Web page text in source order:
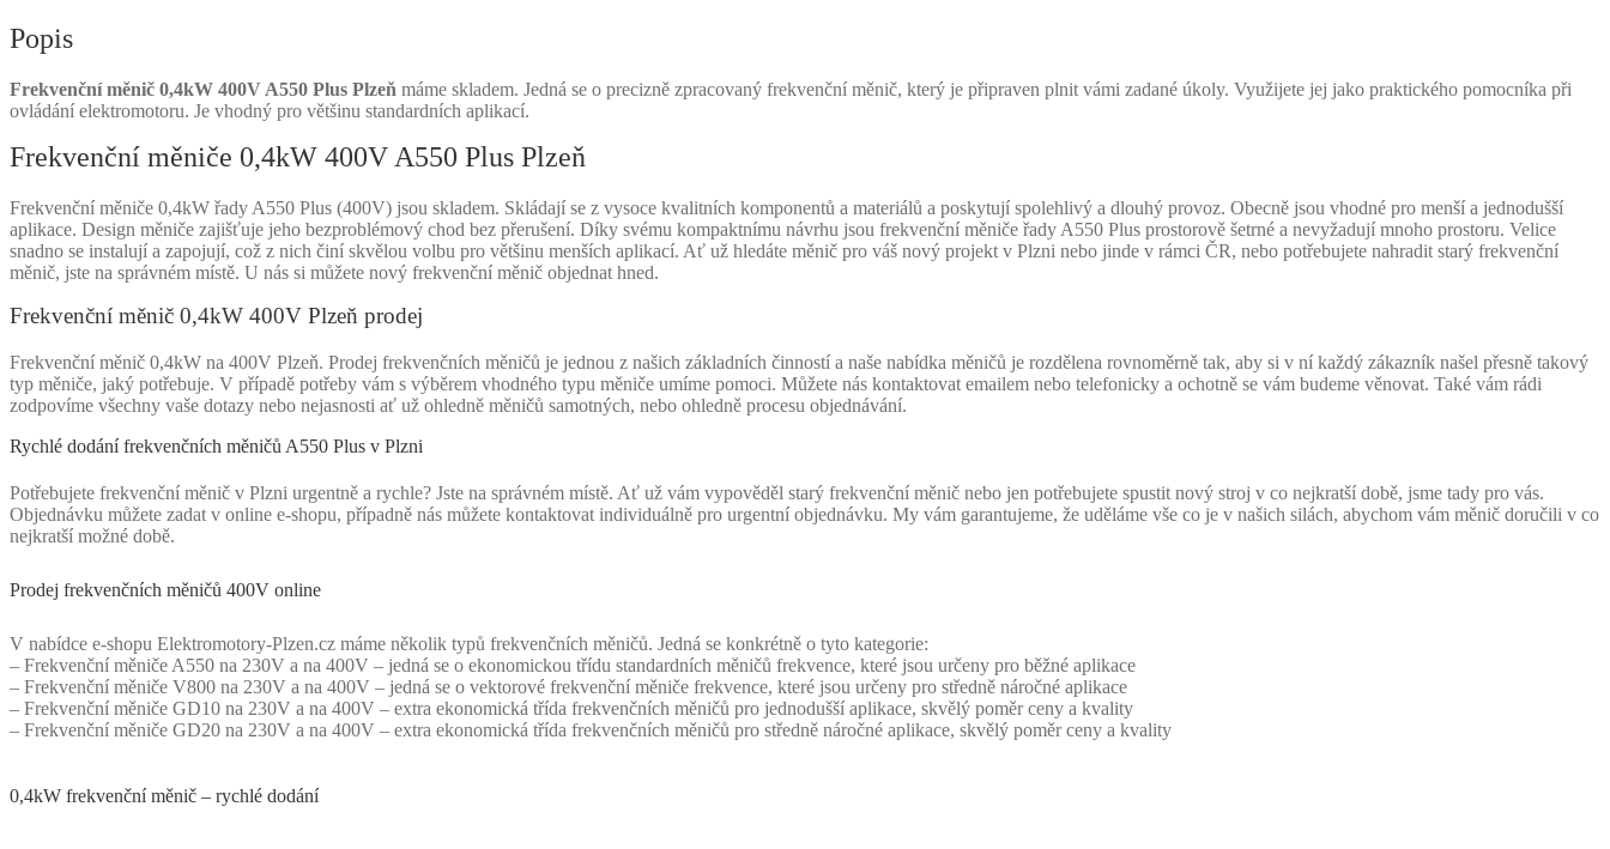
množství
Popis
Frekvenční měnič 0,4kW 400V A550 Plus Plzeň máme skladem. Jedná se o precizně zpracovaný frekvenční měnič, který je připraven plnit vámi zadané úkoly. Využijete jej jako praktického pomocníka při
ovládání elektromotoru. Je vhodný pro většinu standardních aplikací.
Frekvenční měniče 0,4kW 400V A550 Plus Plzeň
Frekvenční měniče 0,4kW řady A550 Plus (400V) jsou skladem. Skládají se z vysoce kvalitních komponentů a materiálů a poskytují spolehlivý a dlouhý provoz. Obecně jsou vhodné pro menší a jednodušší
aplikace. Design měniče zajišťuje jeho bezproblémový chod bez přerušení. Díky svému kompaktnímu návrhu jsou frekvenční měniče řady A550 Plus prostorově šetrné a nevyžadují mnoho prostoru. Velice
snadno se instalují a zapojují, což z nich činí skvělou volbu pro většinu menších aplikací. Ať už hledáte měnič pro váš nový projekt v Plzni nebo jinde v rámci ČR, nebo potřebujete nahradit starý frekvenční
měnič, jste na správném místě. U nás si můžete nový frekvenční měnič objednat hned.
Frekvenční měnič 0,4kW 400V Plzeň prodej
Frekvenční měnič 0,4kW na 400V Plzeň. Prodej frekvenčních měničů je jednou z našich základních činností a naše nabídka měničů je rozdělena rovnoměrně tak, aby si v ní každý zákazník našel přesně takový
typ měniče, jaký potřebuje. V případě potřeby vám s výběrem vhodného typu měniče umíme pomoci. Můžete nás kontaktovat emailem nebo telefonicky a ochotně se vám budeme věnovat. Také vám rádi
zodpovíme všechny vaše dotazy nebo nejasnosti ať už ohledně měničů samotných, nebo ohledně procesu objednávání.
Rychlé dodání frekvenčních měničů A550 Plus v Plzni
Potřebujete frekvenční měnič v Plzni urgentně a rychle? Jste na správném místě. Ať už vám vypověděl starý frekvenční měnič nebo jen potřebujete spustit nový stroj v co nejkratší době, jsme tady pro vás.
Objednávku můžete zadat v online e-shopu, případně nás můžete kontaktovat individuálně pro urgentní objednávku. My vám garantujeme, že uděláme vše co je v našich silách, abychom vám měnič doručili v co
nejkratší možné době.
Prodej frekvenčních měničů 400V online
V nabídce e-shopu Elektromotory-Plzen.cz máme několik typů frekvenčních měničů. Jedná se konkrétně o tyto kategorie:
– Frekvenční měniče A550 na 230V a na 400V – jedná se o ekonomickou třídu standardních měničů frekvence, které jsou určeny pro běžné aplikace
– Frekvenční měniče V800 na 230V a na 400V – jedná se o vektorové frekvenční měniče frekvence, které jsou určeny pro středně náročné aplikace
– Frekvenční měniče GD10 na 230V a na 400V – extra ekonomická třída frekvenčních měničů pro jednodušší aplikace, skvělý poměr ceny a kvality
– Frekvenční měniče GD20 na 230V a na 400V – extra ekonomická třída frekvenčních měničů pro středně náročné aplikace, skvělý poměr ceny a kvality
0,4kW frekvenční měnič – rychlé dodání